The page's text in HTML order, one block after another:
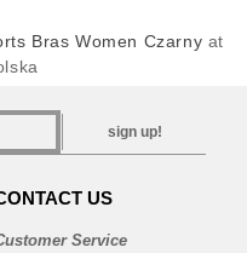
Bras Women Czarny at
sign up!
US
Service